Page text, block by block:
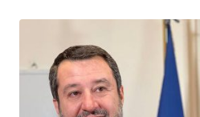
Leggerissime
Speciale
Gallery